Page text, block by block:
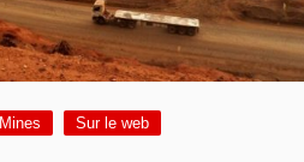
Mines Sur le web